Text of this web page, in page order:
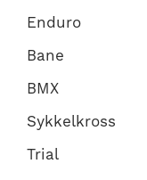
Enduro
Bane
BMX
Sykkelkross
Trial